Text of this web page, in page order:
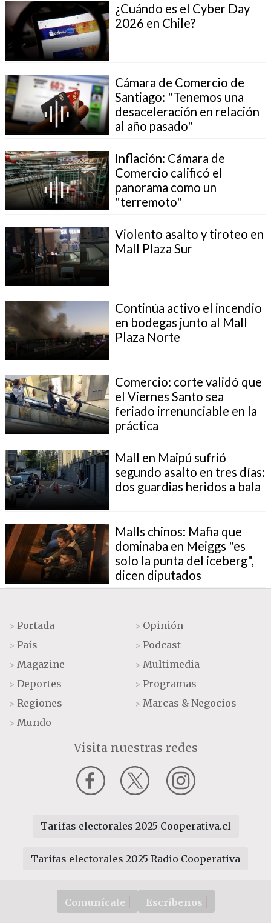
¿Cuándo es el Cyber Day
2026 en Chile?
Cámara de Comercio de
Santiago: "Tenemos una
desaceleración en relación
al año pasado"
Inflación: Cámara de
Comercio calificó el
panorama como un
"terremoto"
Violento asalto y tiroteo en
Mall Plaza Sur
Continúa activo el incendio
en bodegas junto al Mall
Plaza Norte
Comercio: corte validó que
el Viernes Santo sea
feriado irrenunciable en la
práctica
Mall en Maipú sufrió
segundo asalto en tres días:
dos guardias heridos a bala
Malls chinos: Mafia que
dominaba en Meiggs "es
solo la punta del iceberg",
dicen diputados
> Portada
> País
> Magazine
> Deportes
> Regiones
> Mundo
> Opinión
> Podcast
> Multimedia
> Programas
> Marcas & Negocios
Visita nuestras redes
Tarifas electorales 2025 Cooperativa.cl
Tarifas electorales 2025 Radio Cooperativa
Comunícate Escríbenos